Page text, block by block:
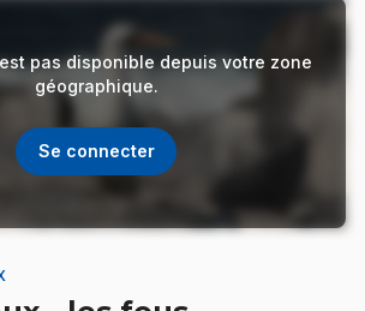
pas disponible depuis votre zone
géographique.
Se connecter